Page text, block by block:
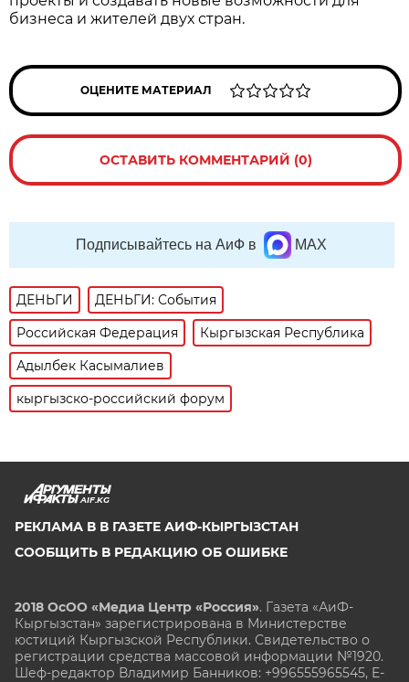
бизнеса и жителей двух стран.
ОЦЕНИТЕ МАТЕРИАЛ
ОСТАВИТЬ КОММЕНТАРИЙ (0)
Подписывайтесь на АиФ в MAX
ДЕНЬГИ
ДЕНЬГИ: События
Российская Федерация
Кыргызская Республика
Адылбек Касымалиев
кыргызско-российский форум
AIF.KG
РЕКЛАМА В В ГАЗЕТЕ АИФ-КЫРГЫЗСТАН
СООБЩИТЬ В РЕДАКЦИЮ ОБ ОШИБКЕ
2018 ОсОО «Медиа Центр «Россия». Газета «АиФ-
Кыргызстан» зарегистрирована в Министерстве
юстиций Кыргызской Республики. Свидетельство о
регистрации средства массовой информации №1920.
Шеф-редактор Владимир Банников: +996555965545, E-